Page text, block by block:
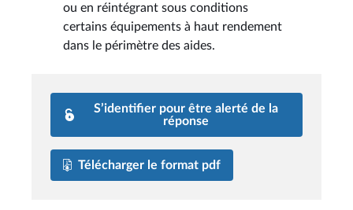
ou en réintégrant sous conditions
certains équipements à haut rendement
dans le périmètre des aides.
S’identifier pour être alerté de la
réponse
Télécharger le format pdf